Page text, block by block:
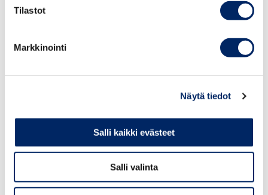
Tilastot
Markkinointi
Näytä tiedot
Salli kaikki evästeet
Salli valinta
Below is the music video for a
Latvian and it is a nostalgic,
atmospheric piece about the moment
when the sun starts to shine between